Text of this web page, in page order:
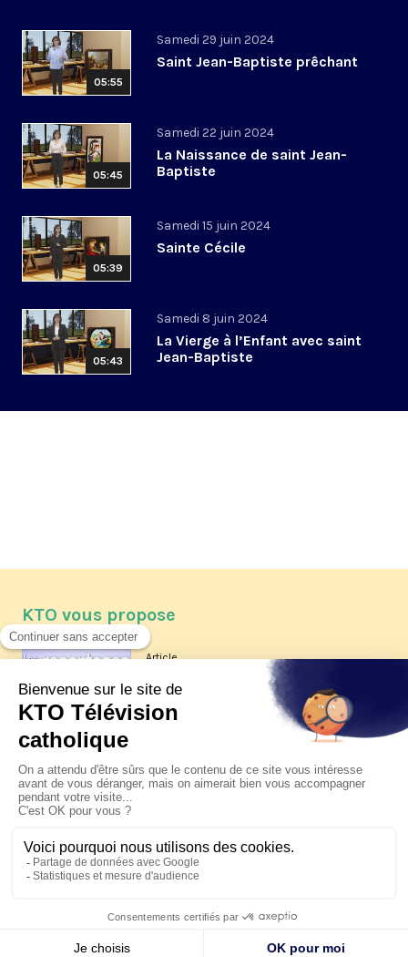
05:55
Samedi 29 juin 2024
Saint Jean-Baptiste prêchant
05:45
Samedi 22 juin 2024
La Naissance de saint Jean-
Baptiste
05:39
Samedi 15 juin 2024
Sainte Cécile
05:43
Samedi 8 juin 2024
La Vierge à l’Enfant avec saint
Jean-Baptiste
KTO vous propose
Article
Les reportages d'été 2026 de KTO
La visite pastorale du pape Léon
XIV à Assise à suivre sur KTO le
jeudi 6 août
Le pape en Uruguay, Argentine et
Pérou du 6 au 17 novembre 2026
© KTO 2026 — Mentions légales